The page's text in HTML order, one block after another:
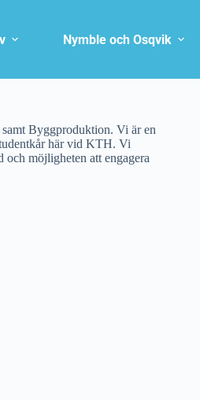
Nymble och Osqvik
Byggproduktion. Vi är en
här vid KTH. Vi
och möjligheten att engagera